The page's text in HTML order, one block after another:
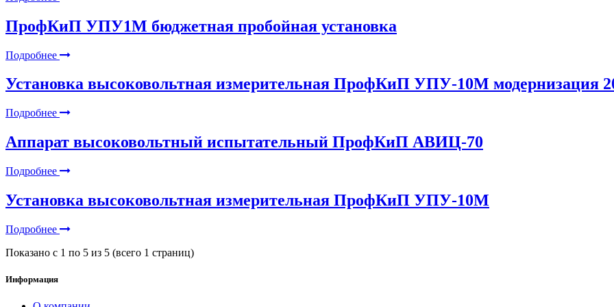
ПрофКиП УПУ1М бюджетная пробойная установка
Подробнее
Установка высоковольтная измерительная ПрофКиП УПУ-10М модернизация
Подробнее
Аппарат высоковольтный испытательный ПрофКиП АВИЦ-70
Подробнее
Установка высоковольтная измерительная ПрофКиП УПУ-10М
Подробнее
Показано с 1 по 5 из 5 (всего 1 страниц)
Информация